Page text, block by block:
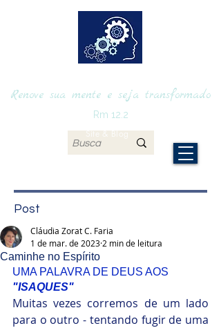
Renove sua mente e seja transformado
Site & Blog
Rm 12.2
Post
Caminhe no Espírito
Cláudia Zorat C. Faria
1 de mar. de 2023 2 min de leitura
UMA PALAVRA DE DEUS AOS
"ISAQUES"
Muitas vezes corremos de um lado
para o outro - tentando fugir de uma